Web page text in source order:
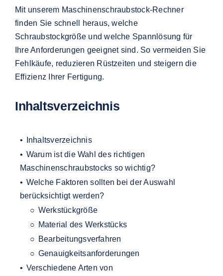
Mit unserem Maschinenschraubstock-Rechner
finden Sie schnell heraus, welche
Schraubstockgröße und welche Spannlösung für
Ihre Anforderungen geeignet sind. So vermeiden Sie
Fehlkäufe, reduzieren Rüstzeiten und steigern die
Effizienz Ihrer Fertigung.
Inhaltsverzeichnis
Inhaltsverzeichnis
Warum ist die Wahl des richtigen
Maschinenschraubstocks so wichtig?
Welche Faktoren sollten bei der Auswahl
berücksichtigt werden?
Werkstückgröße
Material des Werkstücks
Bearbeitungsverfahren
Genauigkeitsanforderungen
Verschiedene Arten von